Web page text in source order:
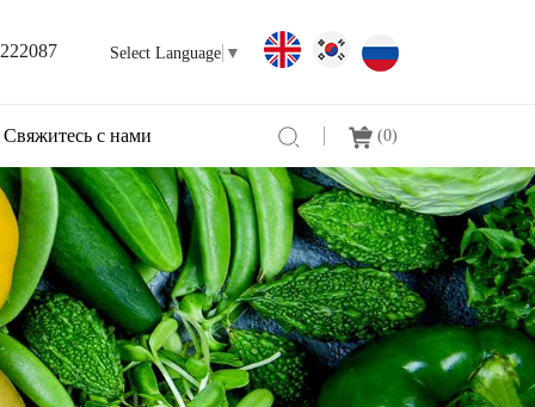
Select Language ▼
Свяжитесь с нами (0)